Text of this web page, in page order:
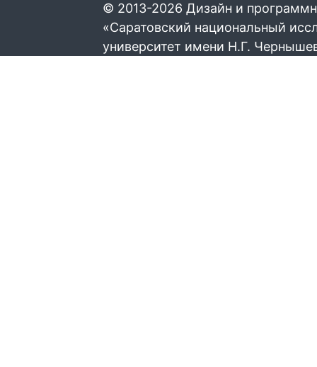
© 2013-2026 Дизайн и
«Саратовский национальный
университет имени Н.Г.